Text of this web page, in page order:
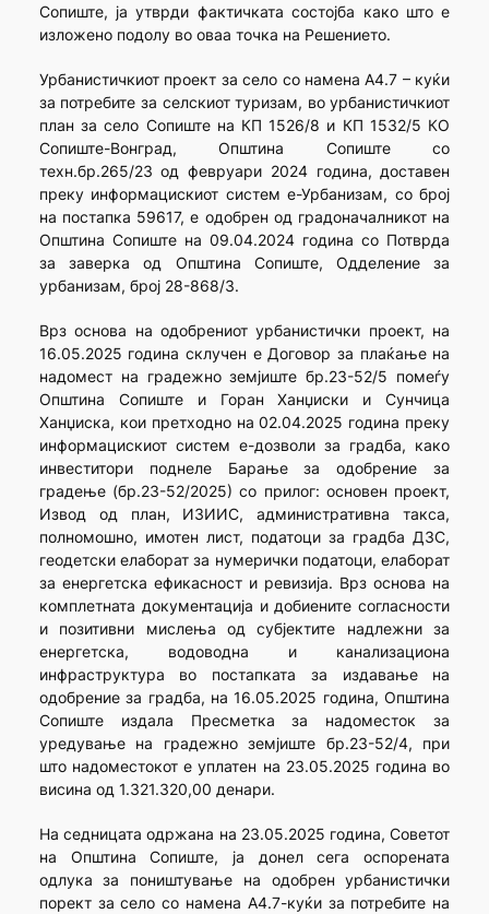
Сопиште, ја утврди фактичката состојба како што е
изложено подолу во оваа точка на Решението.
Урбанистичкиот проект за село со намена А4.7 – куќи
за потребите за селскиот туризам, во урбанистичкиот
план за село Сопиште на КП 1526/8 и КП 1532/5 КО
Сопиште-Вонград, Општина Сопиште со
техн.бр.265/23 од февруари 2024 година, доставен
преку информацискиот систем е-Урбанизам, со број
на постапка 59617, е одобрен од градоначалникот на
Општина Сопиште на 09.04.2024 година со Потврда
за заверка од Општина Сопиште, Одделение за
урбанизам, број 28-868/3.
Врз основа на одобрениот урбанистички проект, на
16.05.2025 година склучен е Договор за плаќање на
надомест на градежно земјиште бр.23-52/5 помеѓу
Општина Сопиште и Горан Ханџиски и Сунчица
Ханџиска, кои претходно на 02.04.2025 година преку
информацискиот систем е-дозволи за градба, како
инвеститори поднеле Барање за одобрение за
градење (бр.23-52/2025) со прилог: основен проект,
Извод од план, ИЗИИС, административна такса,
полномошно, имотен лист, податоци за градба ДЗС,
геодетски елаборат за нумерички податоци, елаборат
за енергетска ефикасност и ревизија. Врз основа на
комплетната документација и добиените согласности
и позитивни мислења од субјектите надлежни за
енергетска, водоводна и канализациона
инфраструктура во постапката за издавање на
одобрение за градба, на 16.05.2025 година, Општина
Сопиште издала Пресметка за надоместок за
уредување на градежно земјиште бр.23-52/4, при
што надоместокот е уплатен на 23.05.2025 година во
висина од 1.321.320,00 денари.
На седницата одржана на 23.05.2025 година, Советот
на Општина Сопиште, ја донел сега оспорената
одлука за поништување на одобрен урбанистички
порект за село со намена А4.7-куќи за потребите на